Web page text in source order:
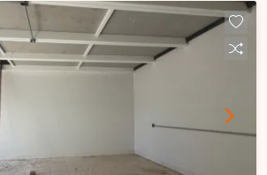
em excelente ponto
para diversos segmentos,
fácil acesso e ótima
sua visita. Nossa equipe está
todos os detalhes deste
você a encontrar o espaço ideal
do seu negócio.